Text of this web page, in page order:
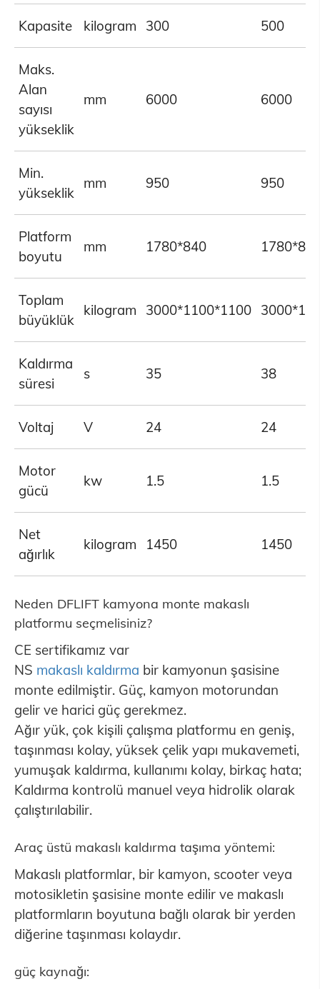
Kapasite kilogram 300 500
Maks.
Alan
sayısı
yükseklik
mm 6000 6000
Min.
yükseklik
mm 950 950
Platform
boyutu
mm 1780*840
Toplam
büyüklük
kilogram 3000*1100*1100
Kaldırma
süresi
s 35 38
Voltaj V 24 24
Motor
gücü
kw 1.5 1.5
Net
ağırlık
kilogram 1450 1450
Neden DFLIFT kamyona monte makaslı
platformu seçmelisiniz?
CE sertifikamız var
NS makaslı kaldırma bir kamyonun şasisine
monte edilmiştir. Güç, kamyon motorundan
gelir ve harici güç gerekmez.
Ağır yük, çok kişili çalışma platformu en geniş,
taşınması kolay, yüksek çelik yapı mukavemeti,
yumuşak kaldırma, kullanımı kolay, birkaç hata;
Kaldırma kontrolü manuel veya hidrolik olarak
çalıştırılabilir.
Araç üstü makaslı kaldırma taşıma yöntemi:
Makaslı platformlar, bir kamyon, scooter veya
motosikletin şasisine monte edilir ve makaslı
platformların boyutuna bağlı olarak bir yerden
diğerine taşınması kolaydır.
güç kaynağı: